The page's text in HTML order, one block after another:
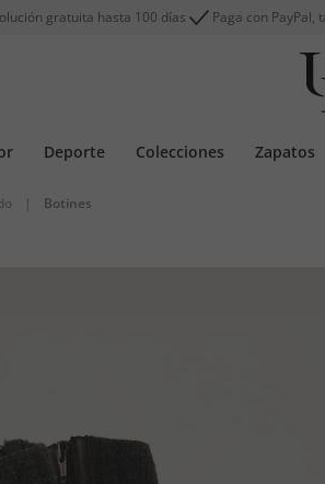
gratuita hasta 100 días Paga con
Deporte Colecciones Zapatos
| Botines